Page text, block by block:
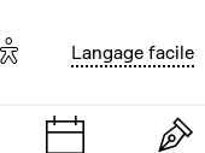
OptionsLangage facile